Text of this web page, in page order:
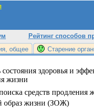
Рейтинг способов
общее
Старение
здоровья и
жизни
средств продления
образ жизни (ЗОЖ)